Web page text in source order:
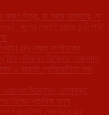
করুণ চিত্র, না আছে ডাক্তার, না
‘জুতো সেলাই থেকে চন্ডী পাঠ’
রাজ্য সম্পাদকের
পরিষদের বিক্ষোভে তোলপাড়
ও কাবাডি প্রতিযোগিতা শুরু,
এর শুভ উদ্বোধন, নেশামুক্ত
নিলেন শতাধিক মানুষ
প্লানটেশন প্রোগ্রাম এর